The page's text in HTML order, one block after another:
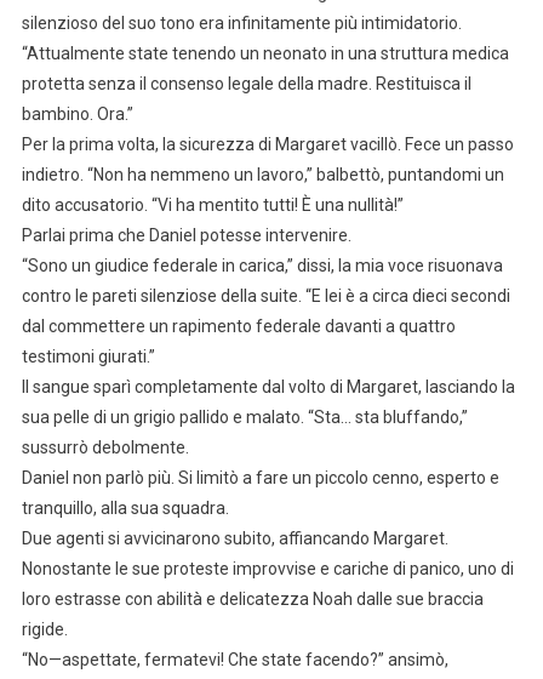
silenzioso del suo tono era infinitamente più intimidatorio.
“Attualmente state tenendo un neonato in una struttura medica
protetta senza il consenso legale della madre. Restituisca il
bambino. Ora.”
Per la prima volta, la sicurezza di Margaret vacillò. Fece un passo
indietro. “Non ha nemmeno un lavoro,” balbettò, puntandomi un
dito accusatorio. “Vi ha mentito tutti! È una nullità!”
Parlai prima che Daniel potesse intervenire.
“Sono un giudice federale in carica,” dissi, la mia voce risuonava
contro le pareti silenziose della suite. “E lei è a circa dieci secondi
dal commettere un rapimento federale davanti a quattro
testimoni giurati.”
Il sangue sparì completamente dal volto di Margaret, lasciando la
sua pelle di un grigio pallido e malato. “Sta… sta bluffando,”
sussurrò debolmente.
Daniel non parlò più. Si limitò a fare un piccolo cenno, esperto e
tranquillo, alla sua squadra.
Due agenti si avvicinarono subito, affiancando Margaret.
Nonostante le sue proteste improvvise e cariche di panico, uno di
loro estrasse con abilità e delicatezza Noah dalle sue braccia
rigide.
“No—aspettate, fermatevi! Che state facendo?” ansimò,